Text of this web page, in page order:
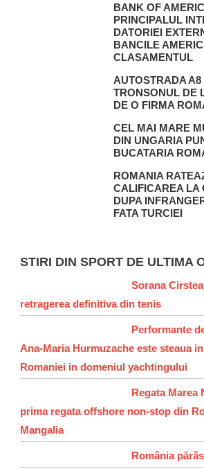
BANK OF
PRINCIPALUL
DATORIEI
BANCILE
CLASAMENTUL
AUTOSTRADA A8
TRONSONUL DE
DE O FIRMA
CEL MAI MARE
DIN UNGARIA
BUCATARIA
ROMANIA
CALIFICAREA LA
DUPA
FATA TURCIEI
STIRI DIN SPORT DE ULTIMA
Sorana
retragerea definitiva din tenis
Performante
Ana-Maria Hurmuzache este steaua
Romaniei in domeniul yachtingului
Regata Marea
prima regata offshore non-stop din
Mangalia
România